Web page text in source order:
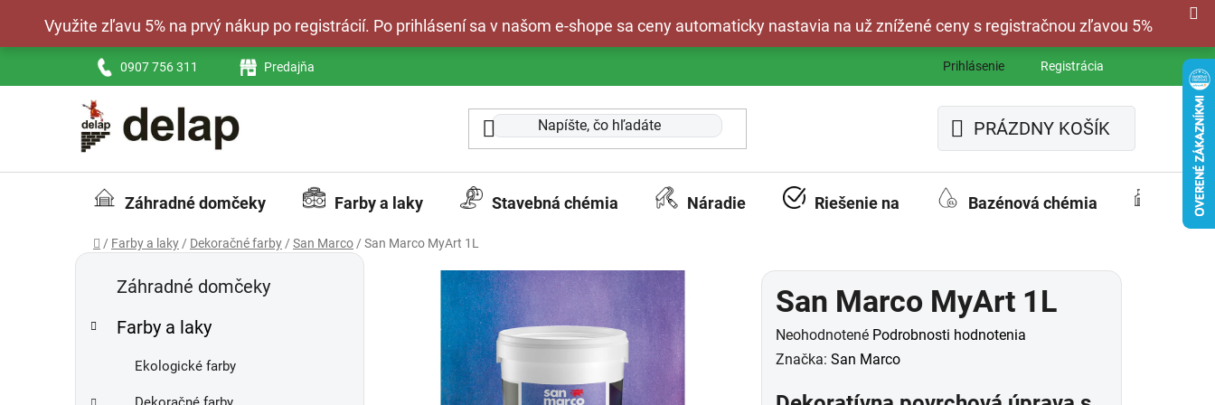
obsah
Využite zľavu 5% na prvý nákup po registrácií. Po prihlásení sa v našom e-shope sa ceny automaticky nastavia na už znížené ceny s registračnou zľavou 5%
0907 756 311 Predajňa Prihlásenie Registrácia
NÁKUPNÝ
KOŠÍK
PRÁZDNY KOŠÍK
Záhradné domčeky Farby a laky Stavebná chémia Náradie Riešenie na Bazénová chémia
Domov
/ Farby a laky/ Dekoračné farby/ San Marco/ San Marco MyArt 1L
B
Preskočiť
kategórie
K
Záhradné domčeky
Farby a laky
Ekologické farby
San Marco MyArt 1L
Priemerné
hodnotenie
Neohodnotené Podrobnosti hodnotenia
Značka: San Marco